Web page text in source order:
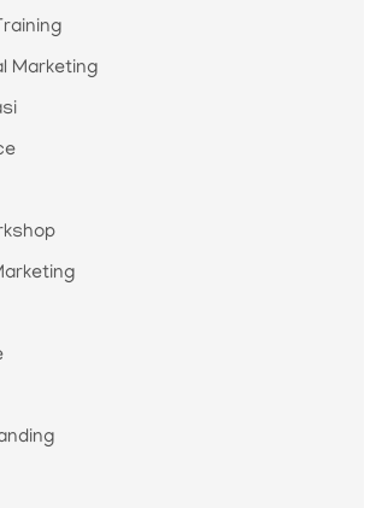
Marketing